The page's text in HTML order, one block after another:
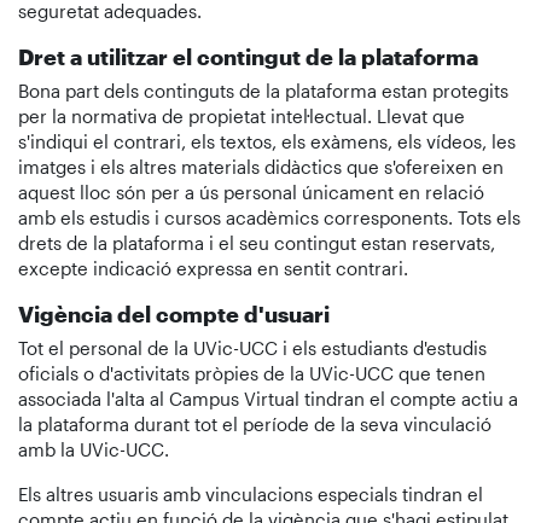
seguretat adequades.
Dret a utilitzar el contingut de la plataforma
Bona part dels continguts de la plataforma estan protegits
per la normativa de propietat intel·lectual. Llevat que
s'indiqui el contrari, els textos, els exàmens, els vídeos, les
imatges i els altres materials didàctics que s'ofereixen en
aquest lloc són per a ús personal únicament en relació
amb els estudis i cursos acadèmics corresponents. Tots els
drets de la plataforma i el seu contingut estan reservats,
excepte indicació expressa en sentit contrari.
Vigència del compte d'usuari
Tot el personal de la UVic-UCC i els estudiants d'estudis
oficials o d'activitats pròpies de la UVic-UCC que tenen
associada l'alta al Campus Virtual tindran el compte actiu a
la plataforma durant tot el període de la seva vinculació
amb la UVic-UCC.
Els altres usuaris amb vinculacions especials tindran el